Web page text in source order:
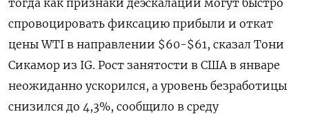
тогда как признаки деэскалации могут быстро
спровоцировать ​фиксацию прибыли ​и откат
цены ‌WTI в направлении $60-$61, сказал Тони
Сикамор из IG. Рост занятости ​в США в январе
неожиданно ускорился, а уровень безработицы
снизился до 4,3%, сообщило в среду